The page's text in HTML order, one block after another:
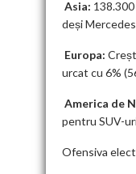
Asia:
deși
Europa:
urcat cu 6%
America de
pentru SUV-
Ofensiva